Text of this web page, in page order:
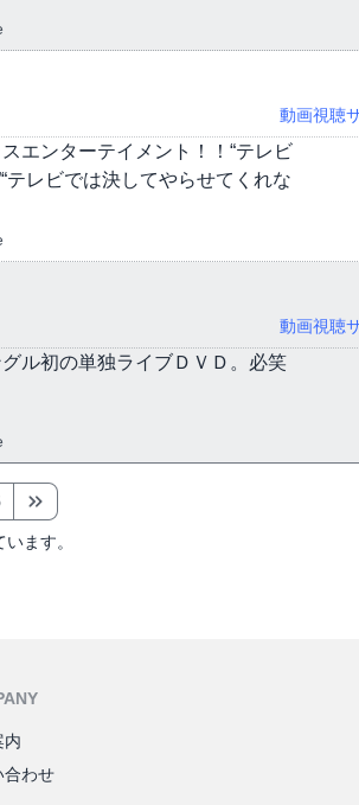
動画視聴
エンターテイメント！！“テレビ
テレビでは決してやらせてくれな
動画視聴
ル初の単独ライブＤＶＤ。必笑
ます。
内
合わせ